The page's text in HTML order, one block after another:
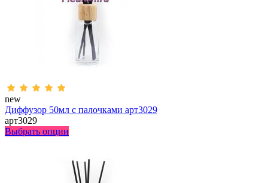
new
Диффузор 50мл с палочками арт3029
арт3029
Выбрать опции